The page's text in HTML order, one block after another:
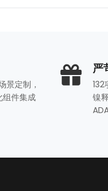
景定制，
件集成
严
镍